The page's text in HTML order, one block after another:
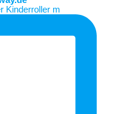
Kinderroller m